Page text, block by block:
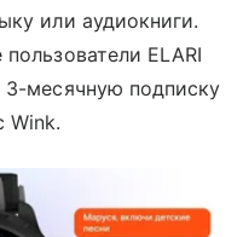
или аудиокниги.
ELARI
3-месячную подписку
Wink.